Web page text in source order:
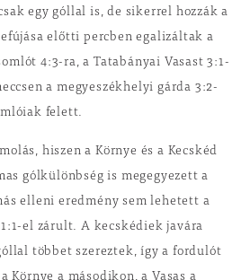
egy góllal is, de sikerrel hozzák a
előtti percben egalizáltak a
4:3-ra, a Tatabányai Vasast 3:1-
a megyeszékhelyi gárda 3:2-
felett.
hiszen a Környe és a Kecskéd
gólkülönbség is megegyezett a
elleni eredmény sem lehetett a
el zárult. A kecskédiek javára
többet szereztek, így a fordulót
Környe a másodikon, a Vasas a